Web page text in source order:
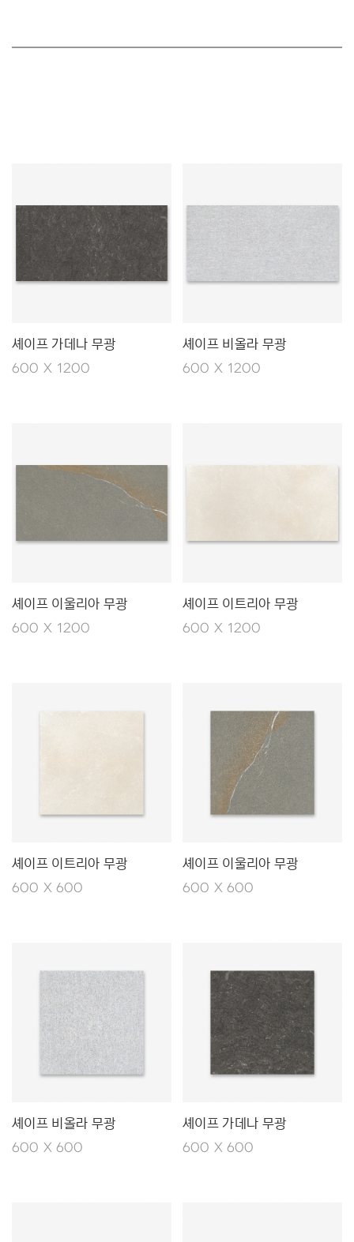
셰이프 가데나 무광
600 X 1200
셰이프 비올라 무광
600 X 1200
셰이프 이울리아 무광
600 X 1200
셰이프 이트리아 무광
600 X 1200
셰이프 이트리아 무광
600 X 600
셰이프 이울리아 무광
600 X 600
셰이프 비올라 무광
600 X 600
셰이프 가데나 무광
600 X 600